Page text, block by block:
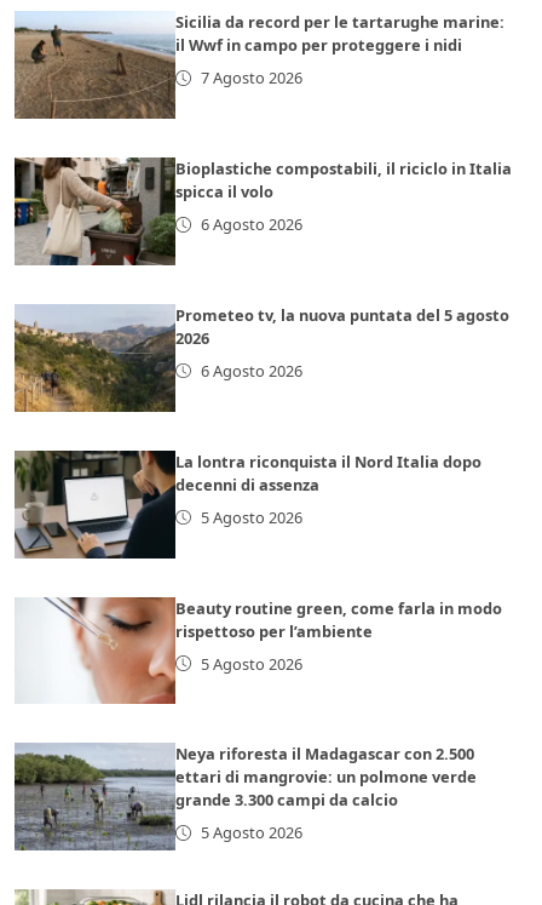
Sicilia da record per le tartarughe marine:
il Wwf in campo per proteggere i nidi
7 Agosto 2026
Bioplastiche compostabili, il riciclo in Italia
spicca il volo
6 Agosto 2026
Prometeo tv, la nuova puntata del 5 agosto
2026
6 Agosto 2026
La lontra riconquista il Nord Italia dopo
decenni di assenza
5 Agosto 2026
Beauty routine green, come farla in modo
rispettoso per l’ambiente
5 Agosto 2026
Neya riforesta il Madagascar con 2.500
ettari di mangrovie: un polmone verde
grande 3.300 campi da calcio
5 Agosto 2026
Lidl rilancia il robot da cucina che ha